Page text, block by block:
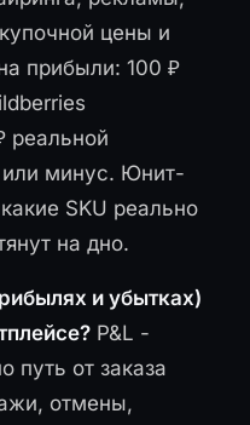
цены и
прибыли: 100 ₽
реальной
или минус. Юнит-
SKU реально
на дно.
и убытках)
P&L -
путь от заказа
отмены,